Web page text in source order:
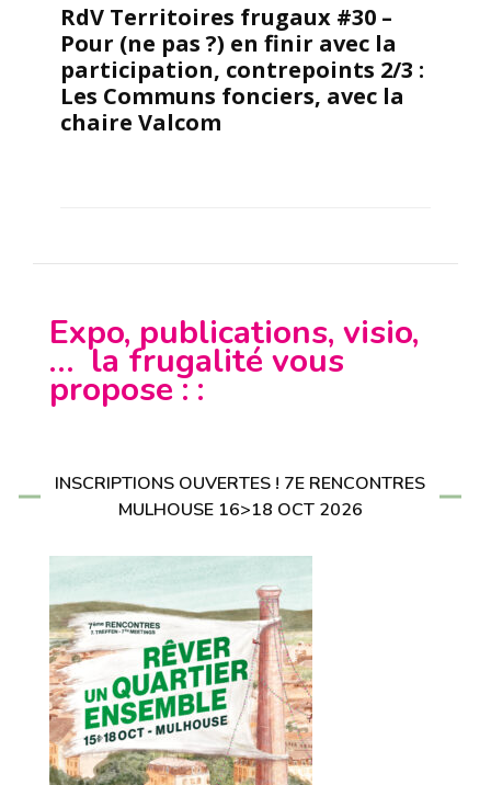
RdV Territoires frugaux #30 –
Pour (ne pas ?) en finir avec la
participation, contrepoints 2/3 :
Les Communs fonciers, avec la
chaire Valcom
Expo, publications, visio,
… la frugalité vous
propose : :
INSCRIPTIONS OUVERTES ! 7E RENCONTRES
MULHOUSE 16>18 OCT 2026